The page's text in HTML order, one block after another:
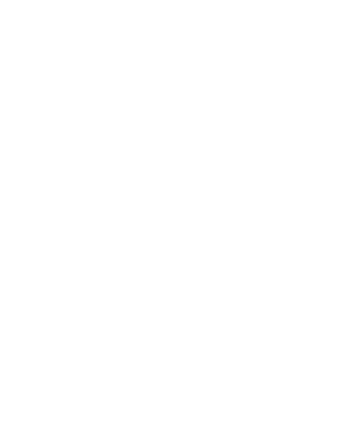
мест, ни в будущем не пользоваться устаревшим.Ещё
сну [отличающемуся от сезонного сна]) есть и
обеспечивается общение подсознаний в